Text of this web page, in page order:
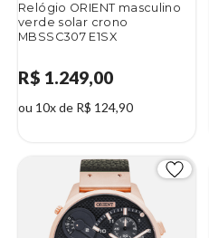
Relógio ORIENT masculino
verde solar crono
MBSSC307 E1SX
R$ 1.249,00
ou 10x de R$ 124,90